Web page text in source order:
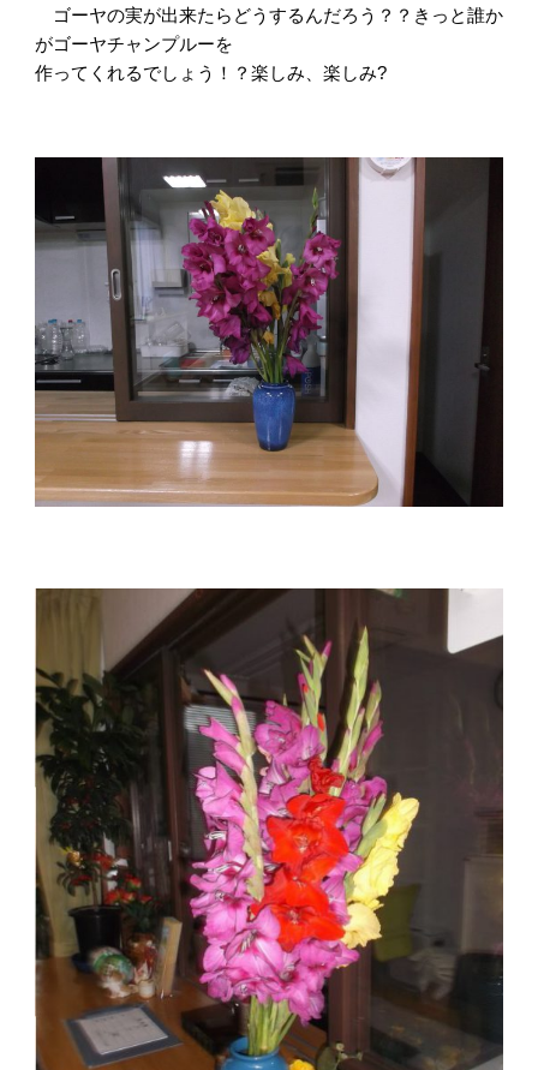
ゴーヤの実が出来たらどうするんだろう？？きっと誰か
がゴーヤチャンプルーを
作ってくれるでしょう！？楽しみ、楽しみ?